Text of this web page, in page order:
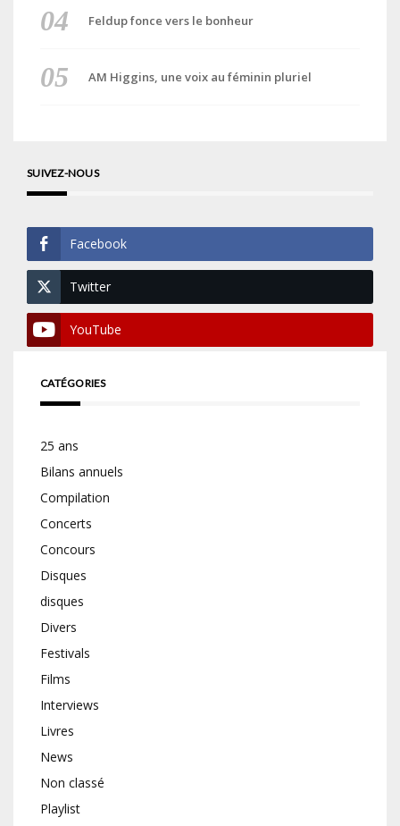
Feldup fonce vers le bonheur
AM Higgins, une voix au féminin pluriel
SUIVEZ-NOUS
Facebook
Twitter
YouTube
CATÉGORIES
25 ans
Bilans annuels
Compilation
Concerts
Concours
Disques
disques
Divers
Festivals
Films
Interviews
Livres
News
Non classé
Playlist